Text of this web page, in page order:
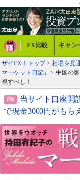
FX比較 キャン
ザイFX！トップ> 相場を見
マーケット日記」
> 中国の
視すべし！
当サイト口座開
で現金3000円がもら